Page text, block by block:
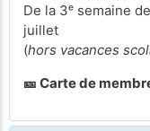
De la 3ᵉ semaine
juillet
(hors vacances
🎫 Carte de